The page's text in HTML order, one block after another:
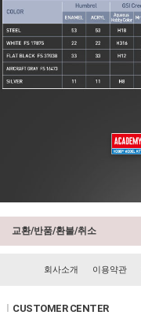
교환/반품/환불/취소
회사소개 이용약관
CUSTOMER CENTER